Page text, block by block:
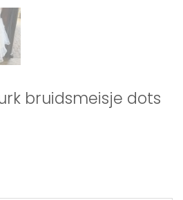
bruidsmeisje dots